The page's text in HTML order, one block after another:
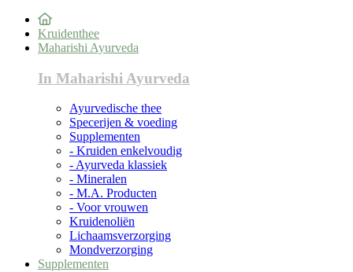
Kruidenthee
Maharishi Ayurveda
In Maharishi Ayurveda
Ayurvedische thee
Specerijen & voeding
Supplementen
- Kruiden enkelvoudig
- Ayurveda klassiek
- Mineralen
- M.A. Producten
- Voor vrouwen
Kruidenoliën
Lichaamsverzorging
Mondverzorging
Supplementen